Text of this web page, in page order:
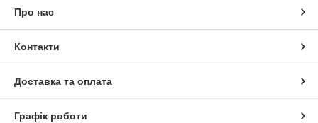
Про нас
Контакти
Доставка та оплата
Графік роботи